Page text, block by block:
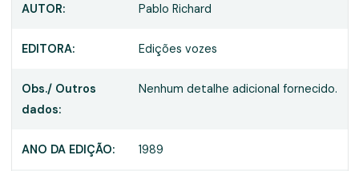
AUTOR: Pablo Richard
EDITORA: Edições vozes
Obs./ Outros
dados:
Nenhum detalhe adicional fornecido.
ANO DA EDIÇÃO: 1989